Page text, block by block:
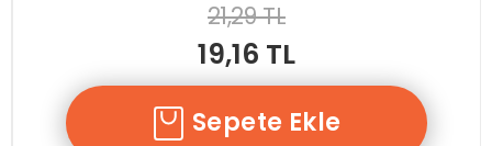
21,29 TL
19,16 TL
Sepete Ekle